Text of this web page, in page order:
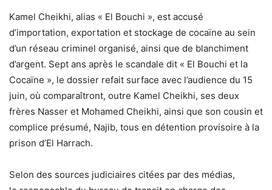
Kamel Cheikhi, alias « El Bouchi », est accusé
d’importation, exportation et stockage de cocaïne au sein
d’un réseau criminel organisé, ainsi que de blanchiment
d’argent. Sept ans après le scandale dit « El Bouchi et la
Cocaïne », le dossier refait surface avec l’audience du 15
juin, où comparaîtront, outre Kamel Cheikhi, ses deux
frères Nasser et Mohamed Cheikhi, ainsi que son cousin et
complice présumé, Najib, tous en détention provisoire à la
prison d’El Harrach.
Selon des sources judiciaires citées par des médias,